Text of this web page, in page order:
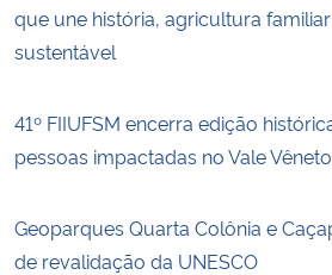
que une história, agricultura
sustentável
41º FIIUFSM encerra edição
pessoas impactadas no Vale
Geoparques Quarta Colônia e
de revalidação da UNESCO